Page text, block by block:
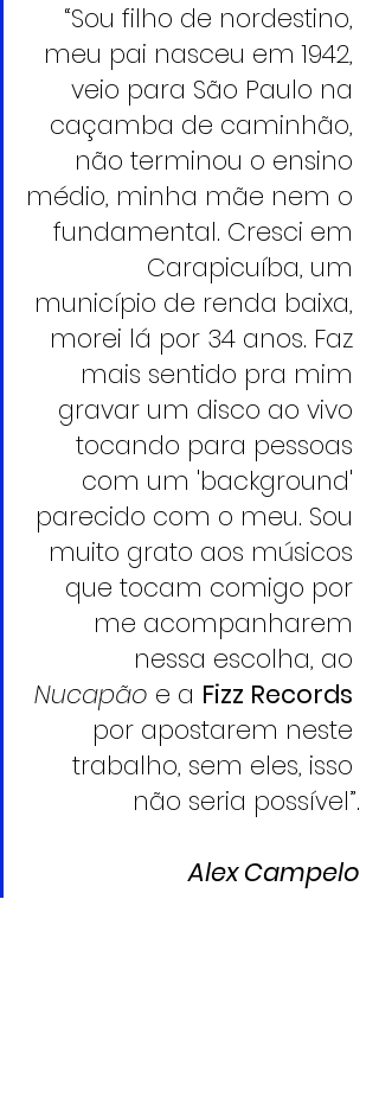
“Sou filho de nordestino,
meu pai nasceu em 1942,
veio para São Paulo na
caçamba de caminhão,
não terminou o ensino
médio, minha mãe nem o
fundamental. Cresci em
Carapicuíba, um
município de renda baixa,
morei lá por 34 anos. Faz
mais sentido pra mim
gravar um disco ao vivo
tocando para pessoas
com um 'background'
parecido com o meu. Sou
muito grato aos músicos
que tocam comigo por
me acompanharem
nessa escolha, ao
Nucapão e a Fizz Records
por apostarem neste
trabalho, sem eles, isso
não seria possível”.
Alex Campelo